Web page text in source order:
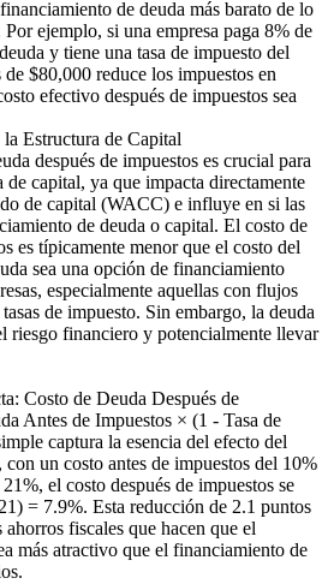
de deuda más barato de lo
ejemplo, si una empresa paga 8% de
y tiene una tasa de impuesto del
$80,000 reduce los impuestos en
efectivo después de impuestos sea
Estructura de Capital
después de impuestos es crucial para
de capital, ya que impacta directamente
de capital (WACC) e influye en si las
de deuda o capital. El costo de
es típicamente menor que el costo del
sea una opción de financiamiento
especialmente aquellas con flujos
de impuesto. Sin embargo, la deuda
riesgo financiero y potencialmente llevar
Costo de Deuda Después de
Antes de Impuestos × (1 - Tasa de
captura la esencia del efecto del
un costo antes de impuestos del 10%
el costo después de impuestos se
= 7.9%. Esta reducción de 2.1 puntos
fiscales que hacen que el
más atractivo que el financiamiento de